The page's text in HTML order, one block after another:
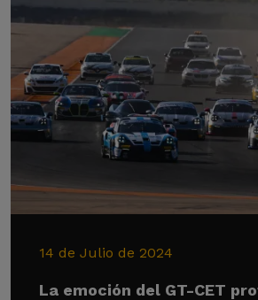
14 de Julio de 2024
La emoción del GT-CET